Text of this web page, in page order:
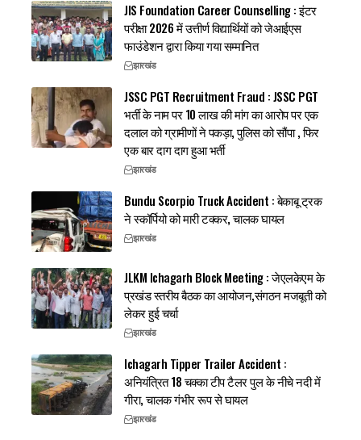
JIS Foundation Career Counselling : इंटर
परीक्षा 2026 में उत्तीर्ण विद्यार्थियों को जेआईएस
फाउंडेशन द्वारा किया गया सम्मानित
झारखंड
JSSC PGT Recruitment Fraud : JSSC PGT
भर्ती के नाम पर 10 लाख की मांग का आरोप पर एक
दलाल को ग्रामीणों ने पकड़ा, पुलिस को सौंपा , फिर
एक बार दाग दाग हुआ भर्ती
झारखंड
Bundu Scorpio Truck Accident : बेकाबू ट्रक
ने स्कॉर्पियो को मारी टक्कर, चालक घायल
झारखंड
JLKM Ichagarh Block Meeting : जेएलकेएम के
प्रखंड स्तरीय बैठक का आयोजन,संगठन मजबूती को
लेकर हुई चर्चा
झारखंड
Ichagarh Tipper Trailer Accident :
अनियंत्रित 18 चक्का टीप टैलर पुल के नीचे नदी में
गीरा, चालक गंभीर रूप से घायल
झारखंड